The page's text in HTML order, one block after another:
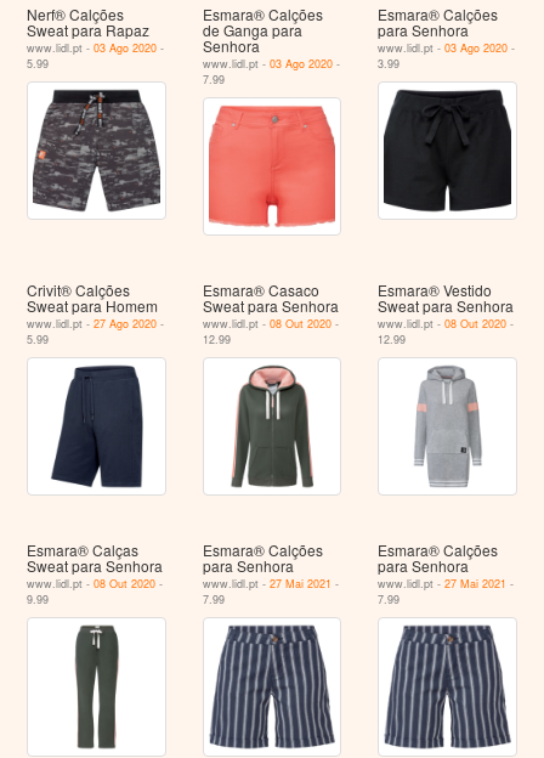
Nerf® Calções
Sweat para Rapaz
www.lidl.pt -03 Ago 2020 -
5.99
Esmara® Calções
de Ganga para
Senhora
www.lidl.pt - 03 Ago 2020-
7.99
Esmara® Calções
para Senhora
www.lidl.pt -03 Ago 2020 -
3.99
Crivit® Calções
Sweat para Homem
www.lidl.pt -27 Ago 2020 -
5.99
Esmara® Casaco
Sweat para Senhora
www.lidl.pt - 08 Out 2020-
12.99
Esmara® Vestido
Sweat para Senhora
www.lidl.pt -08 Out 2020 -
12.99
Esmara® Calças
Sweat para Senhora
www.lidl.pt -08 Out 2020 -
9.99
Esmara® Calções
para Senhora
www.lidl.pt - 27 Mai 2021 -
7.99
Esmara® Calções
para Senhora
www.lidl.pt -27 Mai 2021 -
7.99